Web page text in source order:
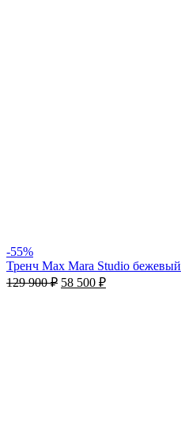
-55%
Тренч Max Mara Studio бежевый
129 900₽ 58 500 ₽